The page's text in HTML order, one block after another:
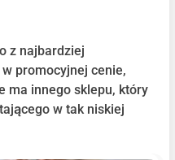
z najbardziej
promocyjnej cenie,
ma innego sklepu, który
w tak niskiej